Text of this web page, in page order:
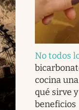
No todos
cocina
qué sirve
beneficios